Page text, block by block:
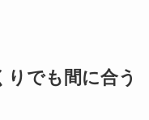
でも間に合う